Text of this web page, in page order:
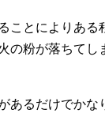
ことによりある
の粉が落ちてし
あるだけでかな